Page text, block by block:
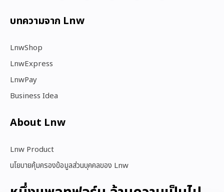
บทความจาก Lnw
LnwShop
LnwExpress
LnwPay
Business Idea
About Lnw​
Lnw Product
นโยบายคุ้มครองข้อมูลส่วนบุคคลของ Lnw